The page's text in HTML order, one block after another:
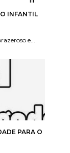
INFANTIL
e...
PARA O